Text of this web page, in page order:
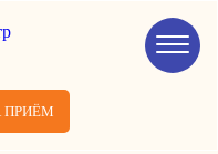
ПРИЁМ